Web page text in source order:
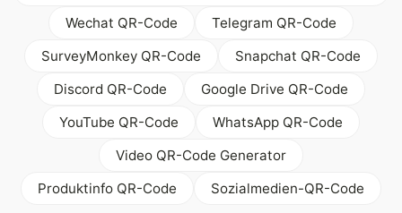
Wechat QR-Code
Telegram QR-Code
SurveyMonkey QR-Code
Snapchat QR-Code
Discord QR-Code
Google Drive QR-Code
YouTube QR-Code
WhatsApp QR-Code
Video QR-Code Generator
Produktinfo QR-Code
Sozialmedien-QR-Code